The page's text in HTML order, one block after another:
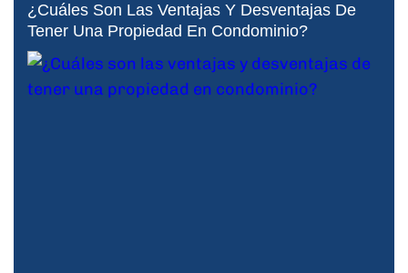
¿Cuáles Son Las Ventajas Y Desventajas De
Tener Una Propiedad En Condominio?